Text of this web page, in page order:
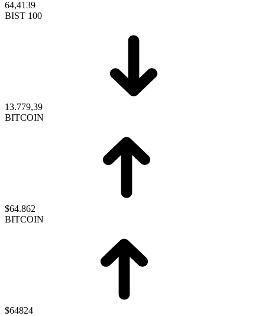
64,4139
BIST 100
13.779,39
BITCOIN
$64.862
BITCOIN
$64824